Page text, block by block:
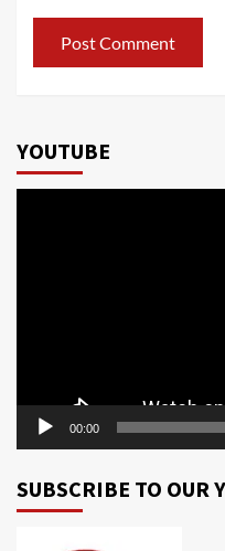
YOUTUBE
00:00
SUBSCRIBE TO OUR